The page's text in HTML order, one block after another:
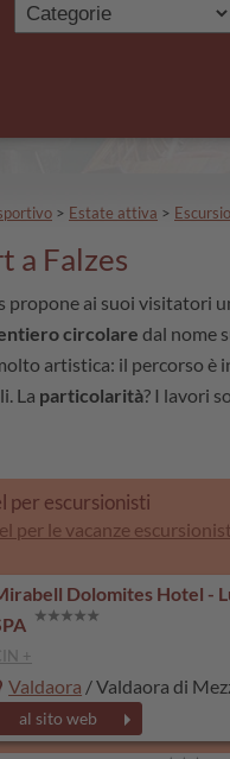
> Estate attiva >
a Falzes
propone ai suoi visitatori
circolare dal nome
artistica: il percorso
La particolarità? I lavori
per escursionisti
per le vacanze
Dolomites Hotel -
+
Valdaora / Valdaora di
al sito web